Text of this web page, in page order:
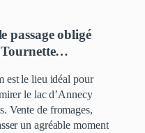
passage obligé
Tournette…
est le lieu idéal pour
le lac d’Annecy
Vente de fromages,
un agréable moment